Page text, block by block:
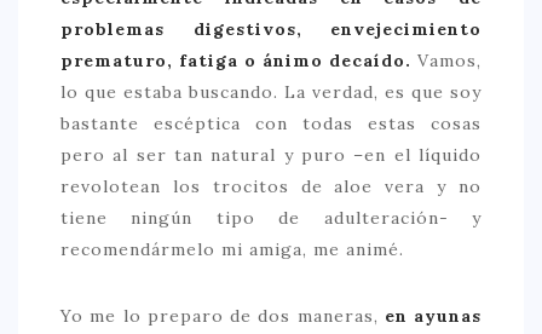
POR SUS BAÑOS…
CONTACTO
problemas digestivos, envejecimiento
prematuro, fatiga o ánimo decaído. Vamos,
lo que estaba buscando. La verdad, es que soy
bastante escéptica con todas estas cosas
pero al ser tan natural y puro –en el líquido
revolotean los trocitos de aloe vera y no
tiene ningún tipo de adulteración- y
recomendármelo mi amiga, me animé.
Yo me lo preparo de dos maneras, en ayunas